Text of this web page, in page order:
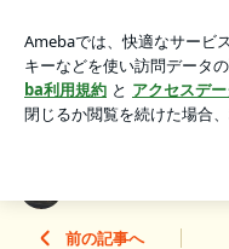
アプリをダウンロードして
ょう。
前の記事へ